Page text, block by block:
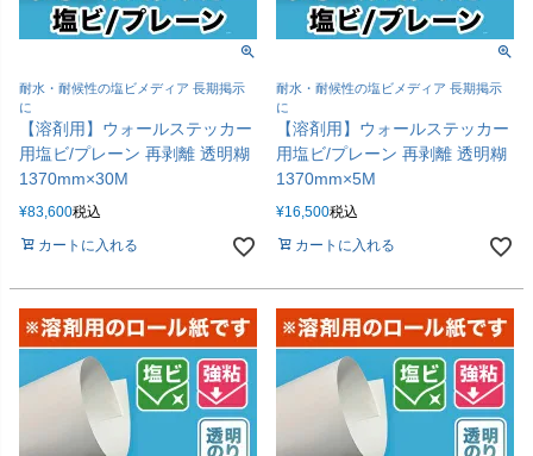
耐水・耐候性の塩ビメディア 長期掲示
に
【溶剤用】ウォールステッカー
用塩ビ/プレーン 再剥離 透明糊
1370mm×30M
¥83,600税込
カートに入れる
耐水・耐候性の塩ビメディア 長期掲示
に
【溶剤用】ウォールステッカー
用塩ビ/プレーン 再剥離 透明糊
1370mm×5M
¥16,500税込
カートに入れる